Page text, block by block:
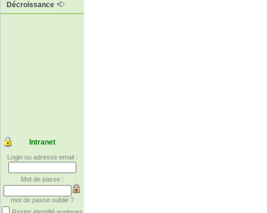
Décroissance
Intranet
Login ou adresse email :
Mot de passe :
mot de passe oublié ?